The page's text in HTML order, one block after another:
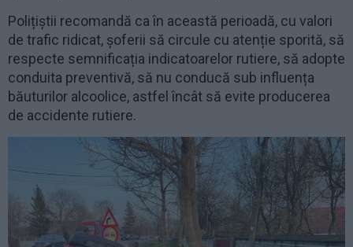
Polițiștii recomandă ca în această perioadă, cu valori
de trafic ridicat, șoferii să circule cu atenție sporită, să
respecte semnificația indicatoarelor rutiere, să adopte
conduita preventivă, să nu conducă sub influența
băuturilor alcoolice, astfel încât să evite producerea
de accidente rutiere.